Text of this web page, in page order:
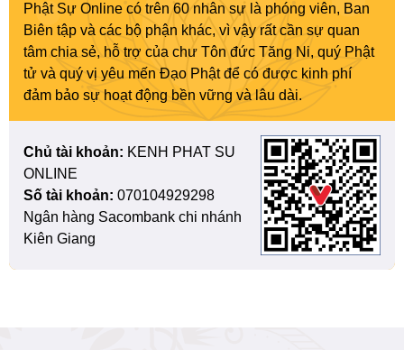
Phật Sự Online có trên 60 nhân sự là phóng viên, Ban
Biên tập và các bộ phận khác, vì vậy rất cần sự quan
tâm chia sẻ, hỗ trợ của chư Tôn đức Tăng Ni, quý Phật
tử và quý vị yêu mến Đạo Phật để có được kinh phí
đảm bảo sự hoạt động bền vững và lâu dài.
Chủ tài khoản: KENH PHAT SU
ONLINE
Số tài khoản: 070104929298
Ngân hàng Sacombank chi nhánh
Kiên Giang